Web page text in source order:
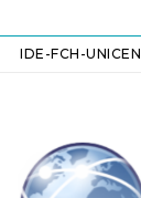
IDE-FCH-UNICEN